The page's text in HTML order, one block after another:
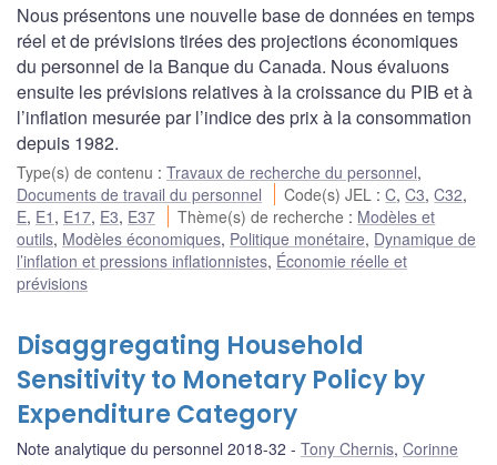
Nous présentons une nouvelle base de données en temps
réel et de prévisions tirées des projections économiques
du personnel de la Banque du Canada. Nous évaluons
ensuite les prévisions relatives à la croissance du PIB et à
l’inflation mesurée par l’indice des prix à la consommation
depuis 1982.
Type(s) de contenu : Travaux de recherche du personnel,
Documents de travail du personnel
Code(s) JEL :C,C3,C32,
E, E1 , E17, E3, E37 Thème(s) de recherche : Modèles et
outils, Modèles économiques, Politique monétaire, Dynamique de
l’inflation et pressions inflationnistes, Économie réelle et
prévisions
Disaggregating Household
Sensitivity to Monetary Policy by
Expenditure Category
Note analytique du personnel 2018-32 Tony Chernis, Corinne